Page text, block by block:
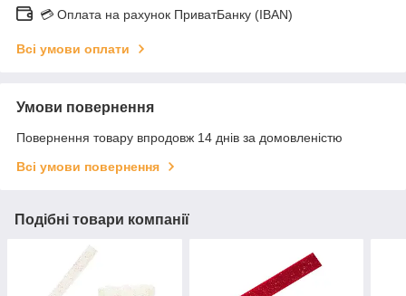
💳 Оплата на рахунок ПриватБанку (IBAN)
Всі умови оплати
Умови повернення
Повернення товару впродовж 14 днів за домовленістю
Всі умови повернення
Подібні товари компанії